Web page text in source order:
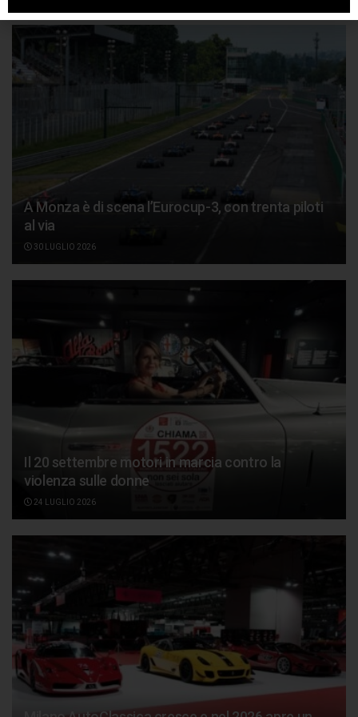
A Monza è di scena l’Eurocup-3, con trenta piloti
al via
30 LUGLIO 2026
Il 20 settembre motori in marcia contro la
violenza sulle donne
24 LUGLIO 2026